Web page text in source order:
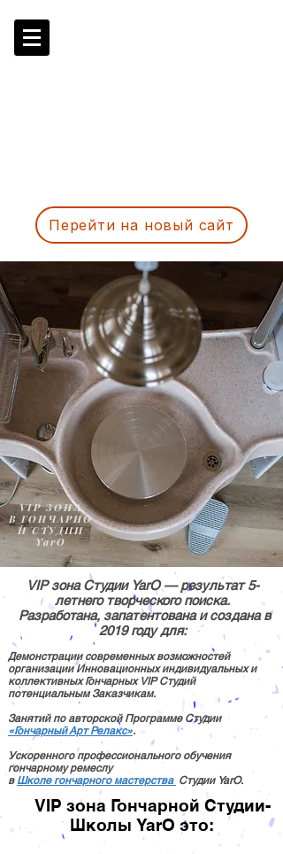
Перейти на новый сайт
VIP ЗОНА
В ГОНЧАРНО
Й СТУДИИ
YarO
VIP зона Студии YarO — результат 5-
летнего творческого поиска.
Разработана, запатентована и создана в
2019 году для:
Демонстрации современных возможностей
организации Инновационных индивидуальных и
коллективных Гончарных VIP Студий
потенциальным Заказчикам.
Занятий по авторской Программе Студии
«Гончарный Арт Релакс».
Ускоренного профессионального обучения
гончарному ремеслу
в Школе гончарного мастерства Студии YarO.
VIP зона Гончарной Студии-
Школы YarO это: